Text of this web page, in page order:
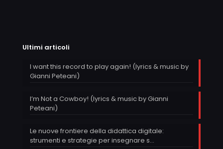
Ultimi articoli
I want this record to play again! (lyrics & music by
Gianni Peteani)
I’m Not a Cowboy! (lyrics & music by Gianni
Peteani)
Le nuove frontiere della didattica digitale:
strumenti e strategie per insegnare s…